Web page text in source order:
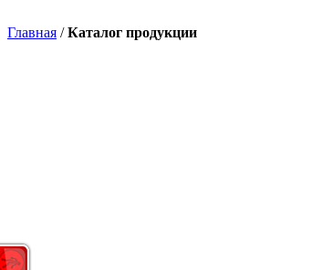
Главная /Каталог продукции